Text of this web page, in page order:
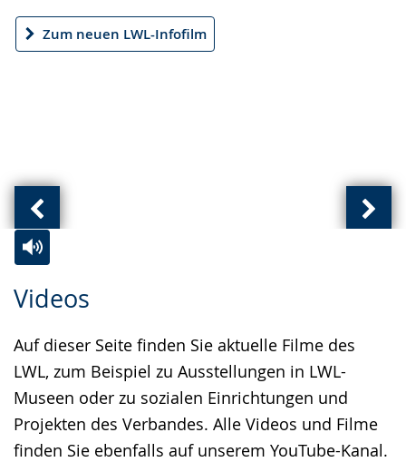
Vorherige
Ansicht:
(
von
Zum neuen LWL-Infofilm
wechseln.
Deutscher
Gebärdensprache
Videos
Auf dieser Seite finden Sie aktuelle Filme des
LWL, zum Beispiel zu Ausstellungen in LWL-
Museen oder zu sozialen Einrichtungen und
Projekten des Verbandes. Alle Videos und Filme
finden Sie ebenfalls auf unserem YouTube-Kanal.
Leichten
wechseln.
Audio-
Video
Deutscher
Gebärdensprache
wird
angezeigt.